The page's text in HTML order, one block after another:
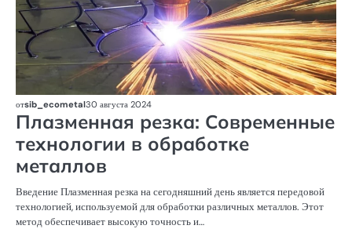
отsib_ecometal30 августа 2024
Плазменная резка: Современные
технологии в обработке
металлов
Введение Плазменная резка на сегодняшний день является передовой
технологией, используемой для обработки различных металлов. Этот
метод обеспечивает высокую точность и…